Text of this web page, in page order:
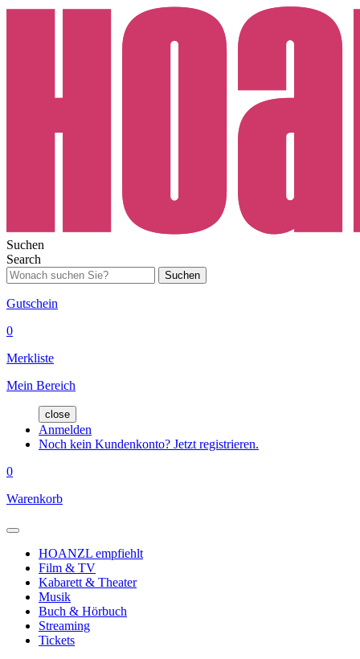
Suchen
Search
Suchen
Gutschein
0
Merkliste
Mein Bereich
close
Anmelden
Noch kein Kundenkonto? Jetzt registrieren.
0
Warenkorb
HOANZL empfiehlt
Film & TV
Kabarett & Theater
Musik
Buch & Hörbuch
Streaming
Tickets